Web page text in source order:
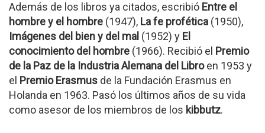
Además de los libros ya citados, escribió Entre el
hombre y el hombre (1947), La fe profética (1950),
Imágenes del bien y del mal (1952) y El
conocimiento del hombre (1966). Recibió el Premio
de la Paz de la Industria Alemana del Libroen 1953 y
el Premio Erasmus de la Fundación Erasmus en
Holanda en 1963. Pasó los últimos años de su vida
como asesor de los miembros de los kibbutz.